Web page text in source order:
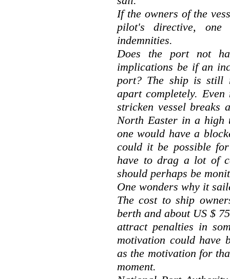
If the owners of the
pilot's directive,
indemnities.
Does the port not
implications be if an
port? The ship is still
apart completely.
stricken vessel breaks
North Easter in a high
one would have a
could it be possible
have to drag a lot of
should perhaps be
One wonders why it
The cost to ship
berth and about US $
attract penalties in
motivation could have
as the motivation for
moment.